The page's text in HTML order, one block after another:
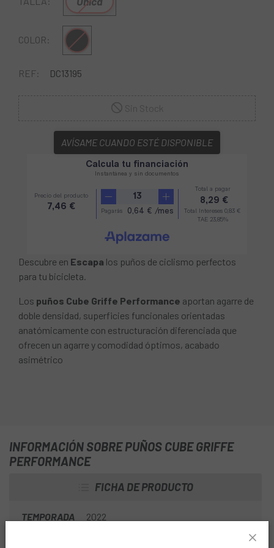
COLOR: Negro
REF: DC13195
AVÍSAME CUANDO ESTÉ DISPONIBLE
Descubre en Escapa los puños de ciclismo perfectos
para tu bicicleta.
Los puños Cube Griffe Performance aportan agarre de
doble densidad, superficies funcionales orientadas
anatómicamente con estructuración diferenciada que
ofrecen un agarre y comodidad óptimos, acabado
asimétrico
INFORMACIÓN SOBRE PUÑOS CUBE GRIFFE
PERFORMANCE
FICHA DE PRODUCTO
TEMPORADA 2022